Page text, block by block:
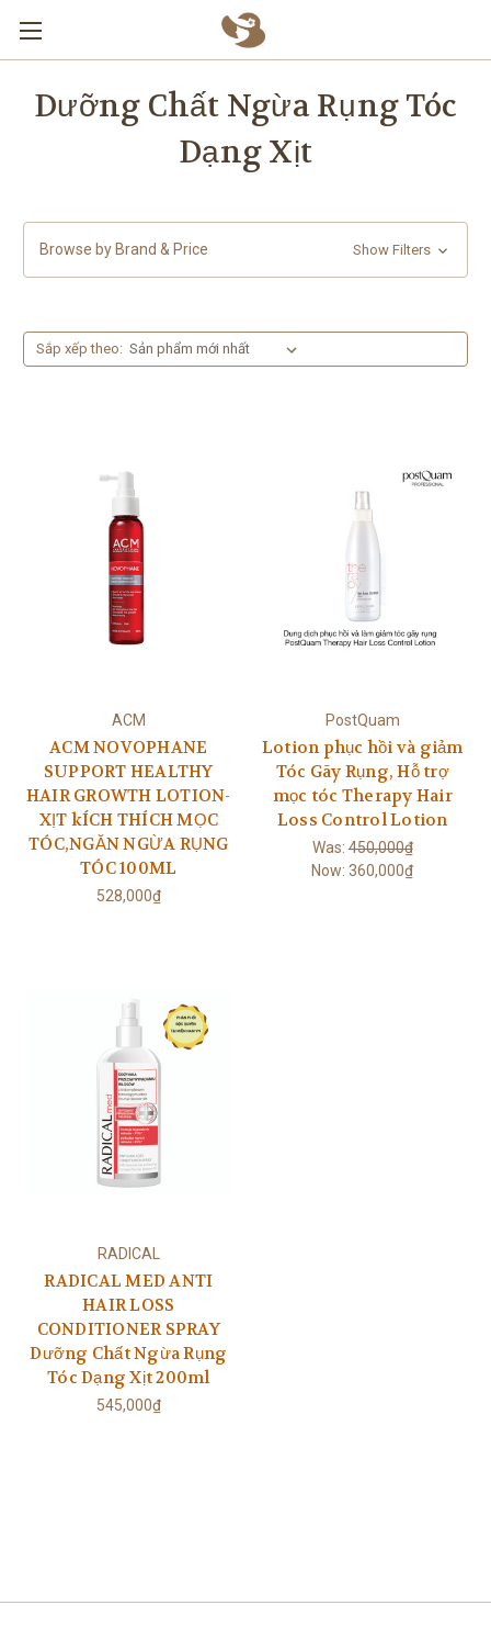
Skip to main content
Dưỡng Chất Ngừa Rụng Tóc
Dạng Xịt
Browse by Brand & Price Show Filters
Sắp xếp theo:
ACM
ACM NOVOPHANE
SUPPORT HEALTHY
HAIR GROWTH LOTION-
XỊT kÍCH THÍCH MỌC
TÓC,NGĂN NGỪA RỤNG
TÓC 100ML
528,000₫
PostQuam
Lotion phục hồi và giảm
Tóc Gãy Rụng, Hỗ trợ
mọc tóc Therapy Hair
Loss Control Lotion
Was:450,000₫
Now:360,000₫
RADICAL
RADICAL MED ANTI
HAIR LOSS
CONDITIONER SPRAY
Dưỡng Chất Ngừa Rụng
Tóc Dạng Xịt 200ml
545,000₫